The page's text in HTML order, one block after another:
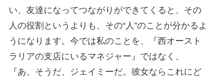
い、友達になってつながりができてくると、その
人の役割というよりも、その“人”のことが分かるよ
うになります。今では私のことを、『西オースト
ラリアの支店にいるマネジャー』ではなく、
『あ、そうだ、ジェイミーだ。彼女ならこれにど